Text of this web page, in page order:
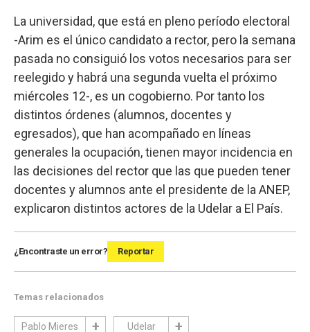
La universidad, que está en pleno período electoral
-Arim es el único candidato a rector, pero la semana
pasada no consiguió los votos necesarios para ser
reelegido y habrá una segunda vuelta el próximo
miércoles 12-, es un cogobierno. Por tanto los
distintos órdenes (alumnos, docentes y
egresados), que han acompañado en líneas
generales la ocupación, tienen mayor incidencia en
las decisiones del rector que las que pueden tener
docentes y alumnos ante el presidente de la ANEP,
explicaron distintos actores de la Udelar a El País.
¿Encontraste un error? Reportar
Temas relacionados
Pablo Mieres Udelar